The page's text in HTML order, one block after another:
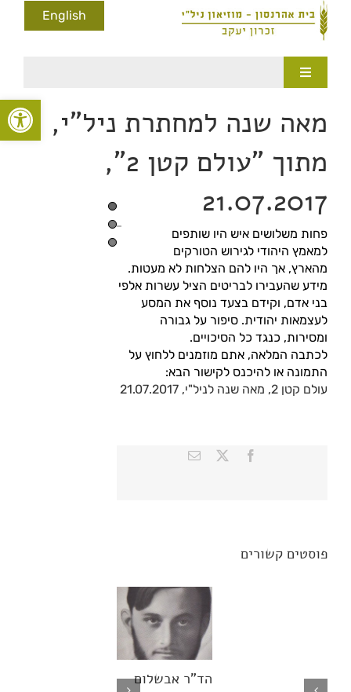
פתח
לתוכן
English
Toggle
חדשות ותקשורת
גלריות
בקהילה
חינוך במוזיאון
טיולים באיזור
להזמנות
מאה שנה למחתרת ניל"י,
מתוך "עולם קטן 2",
21.07.2017
צפה
בתמונה
פחות משלושים איש היו שותפים
למאמץ היהודי לגירוש הטורקים
מהארץ, אך היו להם הצלחות לא מעטות.
מידע שהעבירו לבריטים הציל עשרות אלפי
בני אדם, וקידם בצעד נוסף את המסע
לעצמאות יהודית. סיפור על גבורה
ומסירות, כנגד כל הסיכויים.
לכתבה המלאה, אתם מוזמנים ללחוץ על
התמונה או להיכנס לקישור הבא:
עולם קטן 2, מאה שנה לניל"י, 21.07.2017
Facebook
X
כתובת
פוסטים קשורים
הד"ר אבשלום